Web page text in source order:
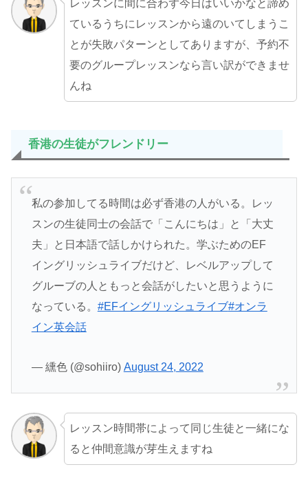
レッスンに間に合わず今日はいいかなと諦め
ているうちにレッスンから遠のいてしまうこ
とが失敗パターンとしてありますが、予約不
要のグループレッスンなら言い訳ができませ
んね
香港の生徒がフレンドリー
私の参加してる時間は必ず香港の人がいる。レッ
スンの生徒同士の会話で「こんにちは」と「大丈
夫」と日本語で話しかけられた。学ぶためのEF
イングリッシュライブだけど、レベルアップして
グルーブの人ともっと会話がしたいと思うように
なっている。 #EFイングリッシュライブ#オンラ
イン英会話
— 纁色 (@sohiiro) August 24, 2022
レッスン時間帯によって同じ生徒と一緒にな
ると仲間意識が芽生えますね